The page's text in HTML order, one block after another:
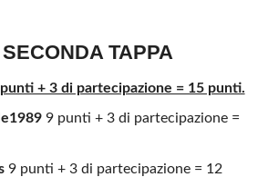
TAPPA
+ 3 di partecipazione = 15 punti.
9 punti + 3 di partecipazione =
9 punti + 3 di partecipazione = 12